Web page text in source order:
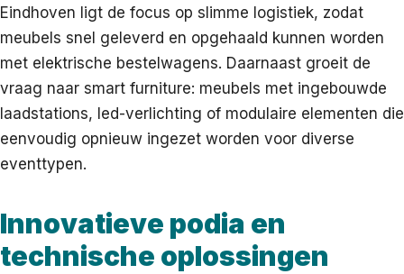
Eindhoven ligt de focus op slimme logistiek, zodat
meubels snel geleverd en opgehaald kunnen worden
met elektrische bestelwagens. Daarnaast groeit de
vraag naar smart furniture: meubels met ingebouwde
laadstations, led-verlichting of modulaire elementen die
eenvoudig opnieuw ingezet worden voor diverse
eventtypen.
Innovatieve podia en
technische oplossingen